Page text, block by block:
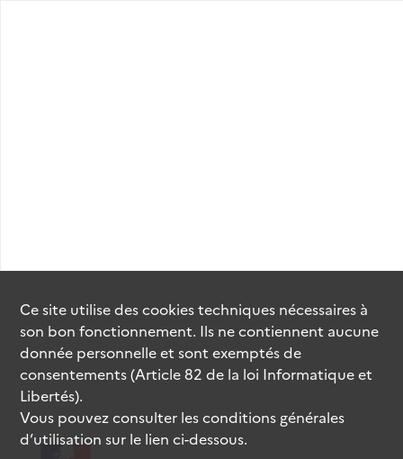
Ce site utilise descookiestechniques nécessaires à
son bon fonctionnement. Ils ne contiennent aucune
donnée personnelle et sont exemptés de
consentements (Article 82 de la loi Informatique et
Libertés).
Vous pouvez consulter les conditions générales
d’utilisation sur le lien ci-dessous.